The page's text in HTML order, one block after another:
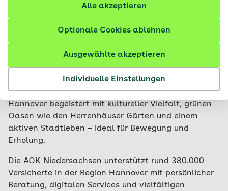
Individuelle Einstellungen
Ausgewählte akzeptieren
Optionale Cookies ablehnen
Alle akzeptieren
Hannover – gesund leben in
der Messestadt
Hannover begeistert mit kultureller Vielfalt, grünen
Oasen wie den Herrenhäuser Gärten und einem
aktiven Stadtleben – ideal für Bewegung und
Erholung.
Die AOK Niedersachsen unterstützt rund 380.000
Versicherte in der Region Hannover mit persönlicher
Beratung, digitalen Services und vielfältigen